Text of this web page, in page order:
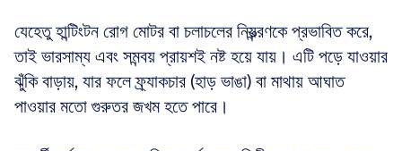
যেহেতু হান্টিংটন রোগ মোটর বা চলাচলের নিয়ন্ত্রণকে প্রভাবিত করে,
তাই ভারসাম্য এবং সমন্বয় প্রায়শই নষ্ট হয়ে যায়। এটি পড়ে যাওয়ার
ঝুঁকি বাড়ায়, যার ফলে ফ্র্যাকচার (হাড় ভাঙা) বা মাথায় আঘাত
পাওয়ার মতো গুরুতর জখম হতে পারে।